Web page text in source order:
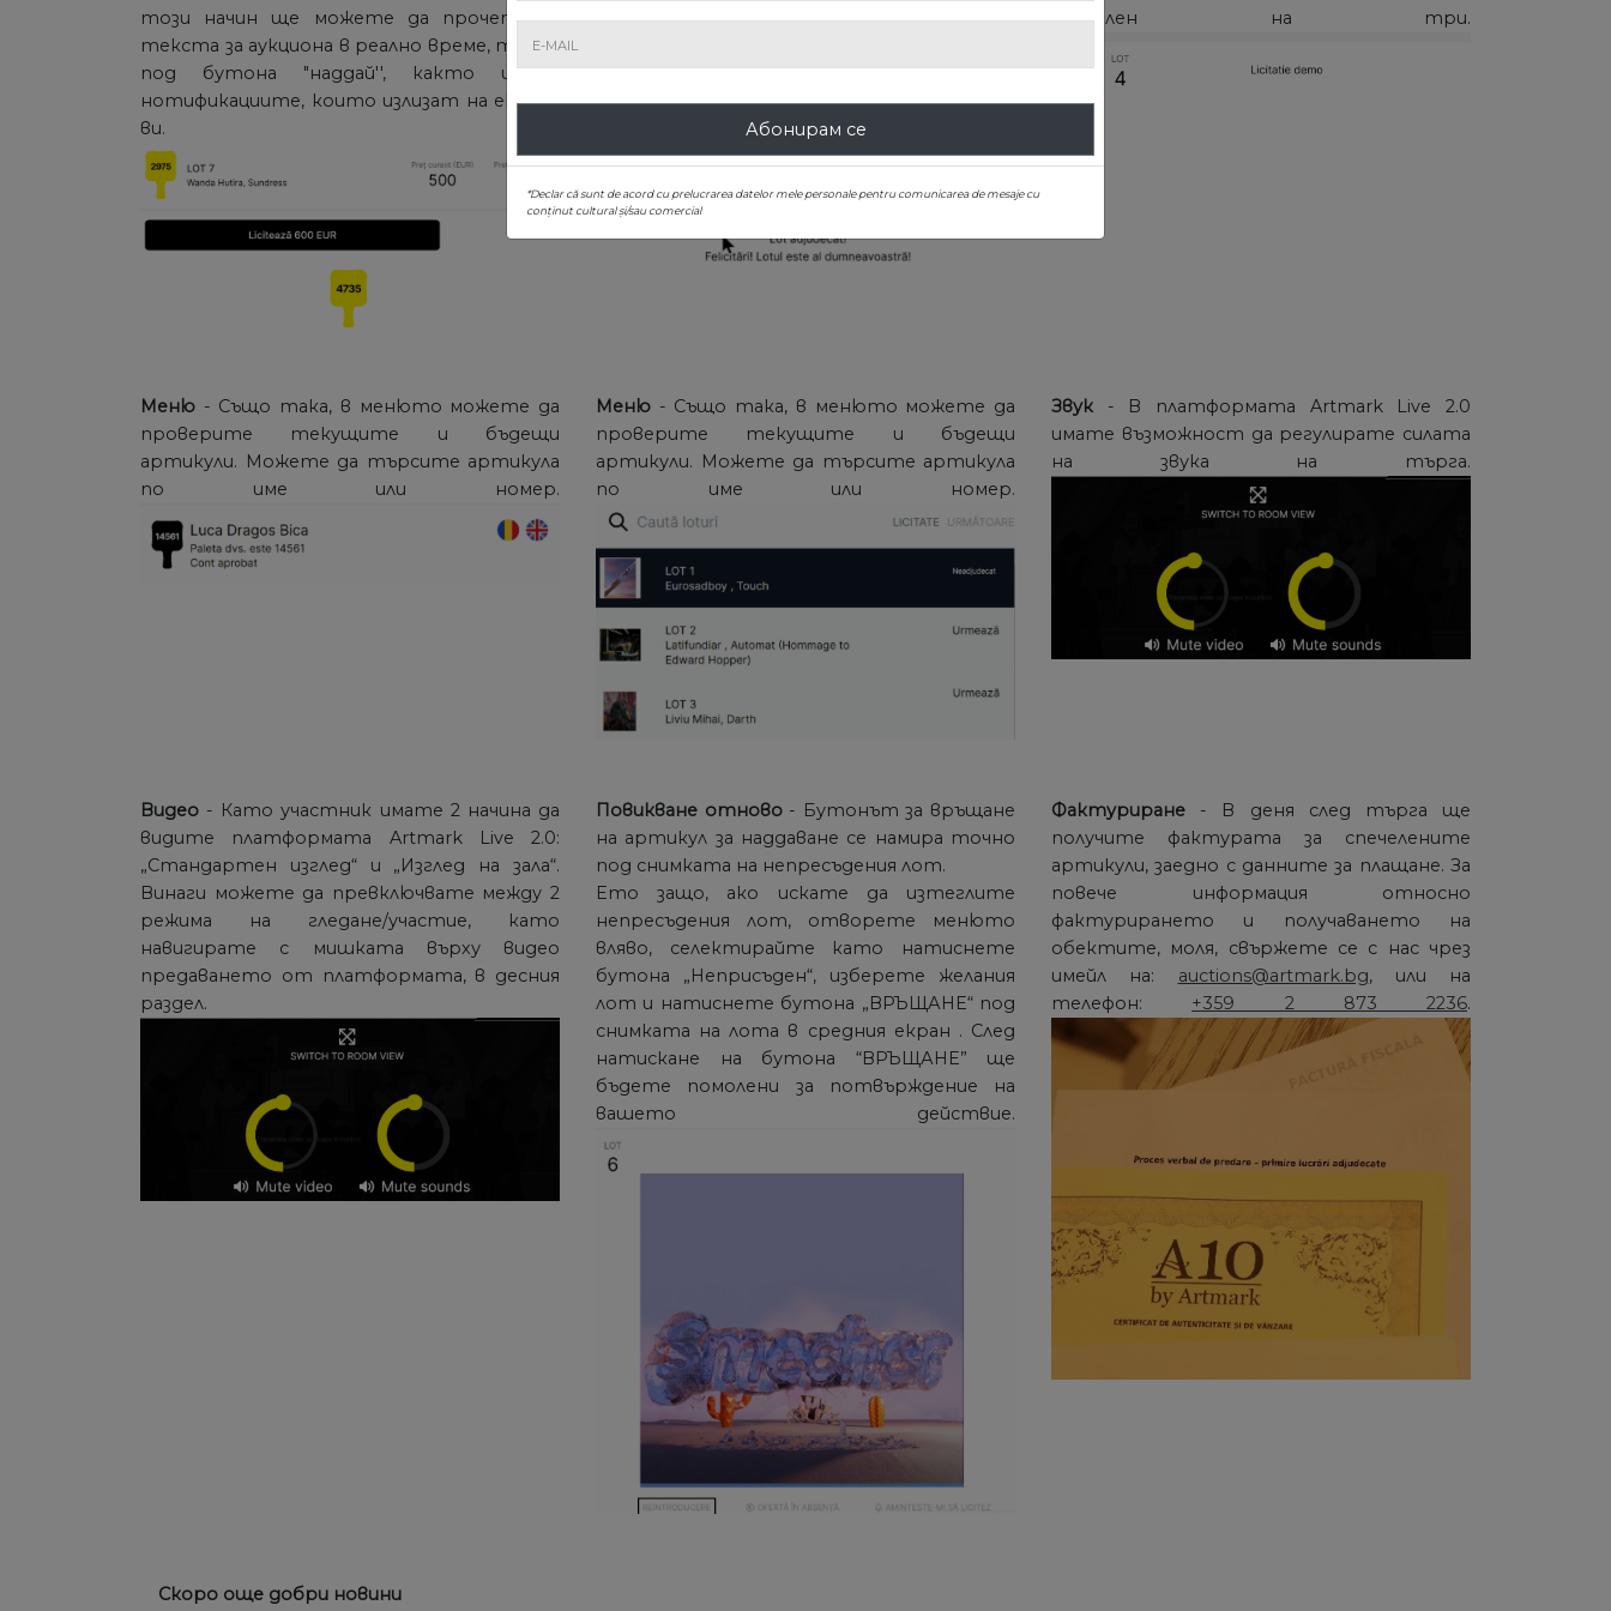
този начин ще можете да прочетете
текста за аукциона в реално време, точно
под бутона "наддай'', както и на
нотификациите, които излизат на екрана
ви.
можете да прочетете текста на
главния бутон.
разделен на три.
Меню - Също така, в менюто можете да
проверите текущите и бъдещи
артикули. Можете да търсите артикула
по име или номер.
Меню - Също така, в менюто можете да
проверите текущите и бъдещи
артикули. Можете да търсите артикула
по име или номер.
Звук - В платформата Artmark Live 2.0
имате възможност да регулирате силата
на звука на търга.
Видео - Като участник имате 2 начина да
видите платформата Artmark Live 2.0:
„Стандартен изглед“ и „Изглед на зала“.
Винаги можете да превключвате между 2
режима на гледане/участие, като
навигирате с мишката върху видео
предаването от платформата, в десния
раздел.
Повикване отново- Бутонът за връщане
на артикул за наддаване се намира точно
под снимката на непресъдения лот.
Ето защо, ако искате да изтеглите
непресъдения лот, отворете менюто
вляво, селектирайте като натиснете
бутона „Неприсъден“, изберете желания
лот и натиснете бутона „ВРЪЩАНЕ“ под
снимката на лота в средния екран . След
натискане на бутона “ВРЪЩАНЕ” ще
бъдете помолени за потвърждение на
вашето действие.
Фактуриране - В деня след търга ще
получите фактурата за спечелените
артикули, заедно с данните за плащане. За
повече информация относно
фактурирането и получаването на
обектите, моля, свържете се с нас чрез
имейл на: auctions@artmark.bg, или на
телефон: +359 2 873 2236.
Скоро още добри новини
Абонирам се
*Declar că sunt de acord cu prelucrarea datelor mele personale pentru comunicarea de mesaje cu
conținut cultural și/sau comercial